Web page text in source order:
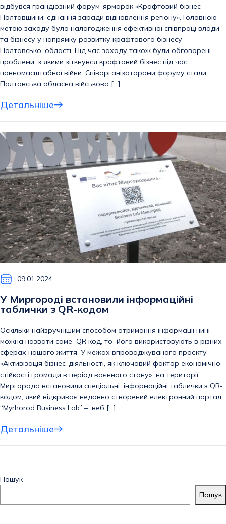
відбувся грандіозний форум-ярмарок «Крафтовий бізнес
Полтавщини: єднання заради відновлення регіону». Головною
метою заходу було налагодження ефективної співпраці влади
та бізнесу у напрямку розвитку крафтового бізнесу
Полтавської області. Під час заходу також були обговорені
проблеми, з якими зіткнувся крафтовий бізнес під час
повномасштабної війни. Співорганізаторами форуму стали
Полтавська обласна військова […]
Детальніше
09.01.2024
У Миргороді встановили інформаційні
таблички з QR-кодом
Оскільки найзручнішим способом отримання інформації нині
можна назвати саме QR код, то його використовують в різних
сферах нашого життя. У межах впроваджуваного проєкту
«Активізація бізнес-діяльності, як ключовий фактор економічної
стійкості громади в період воєнного стану» на території
Миргорода встановили спеціальні інформаційні таблички з QR-
кодом, який відкриває недавно створений електронний портал
“Myrhorod Business Lab” – веб […]
Детальніше
Пошук
Пошук